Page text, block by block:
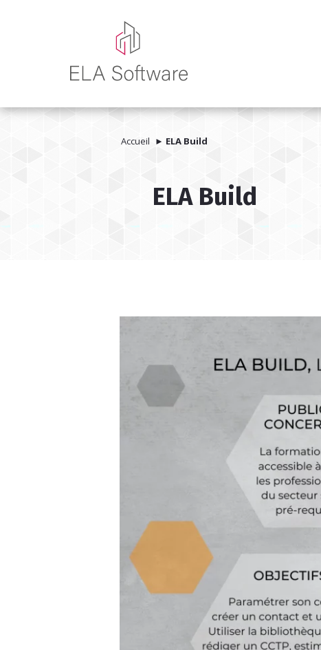
Accueil ► ELA Build
ELA Build